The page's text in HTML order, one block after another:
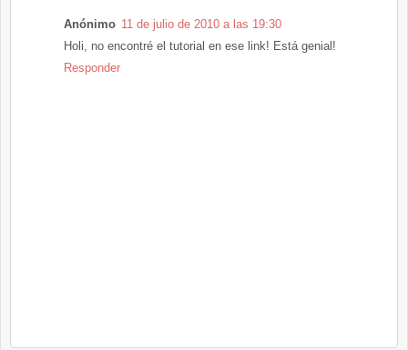
Anónimo 11 de julio de 2010 a las 19:30
Holi, no encontré el tutorial en ese link! Está genial!
Responder